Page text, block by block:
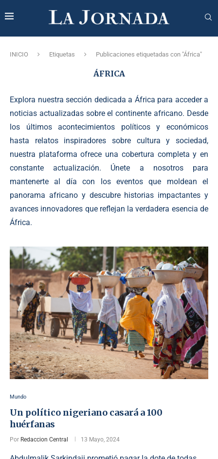
INICIO Etiquetas Publicaciones etiquetadas con "África"
ÁFRICA
Explora nuestra sección dedicada a África para acceder a
noticias actualizadas sobre el continente africano. Desde
los últimos acontecimientos políticos y económicos
hasta relatos inspiradores sobre cultura y sociedad,
nuestra plataforma ofrece una cobertura completa y en
constante actualización. Únete a nosotros para
mantenerte al día con los eventos que moldean el
panorama africano y descubre historias impactantes y
avances innovadores que reflejan la verdadera esencia de
África.
Mundo
Un político nigeriano casará a 100
huérfanas
Por Redaccion Central 13 Mayo, 2024